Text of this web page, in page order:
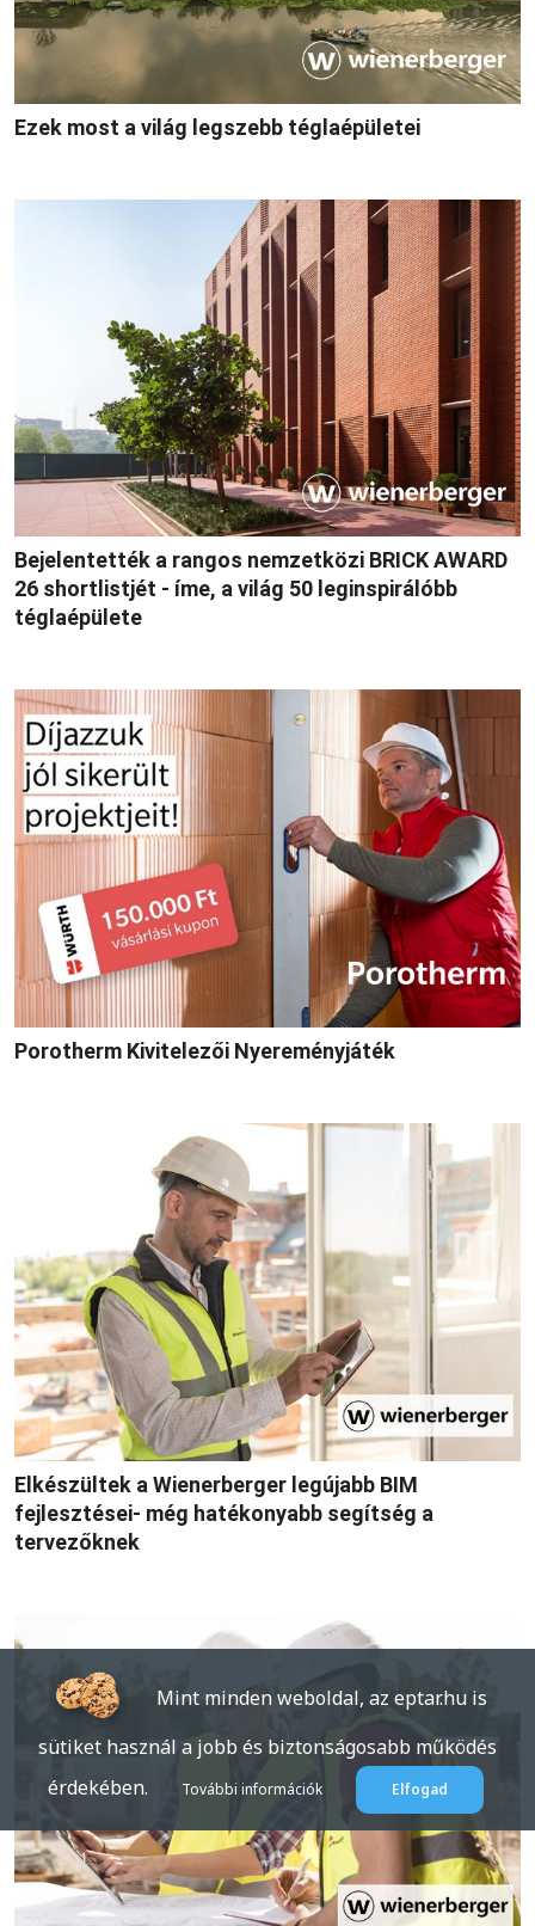
Ezek most a világ legszebb téglaépületei
Bejelentették a rangos nemzetközi BRICK AWARD
26 shortlistjét - íme, a világ 50 leginspirálóbb
téglaépülete
Porotherm Kivitelezői Nyereményjáték
Elkészültek a Wienerberger legújabb BIM
fejlesztései- még hatékonyabb segítség a
tervezőknek
Mint minden weboldal, az eptar.hu is
sütiket használ a jobb és biztonságosabb működés
érdekében.
További információk Elfogad